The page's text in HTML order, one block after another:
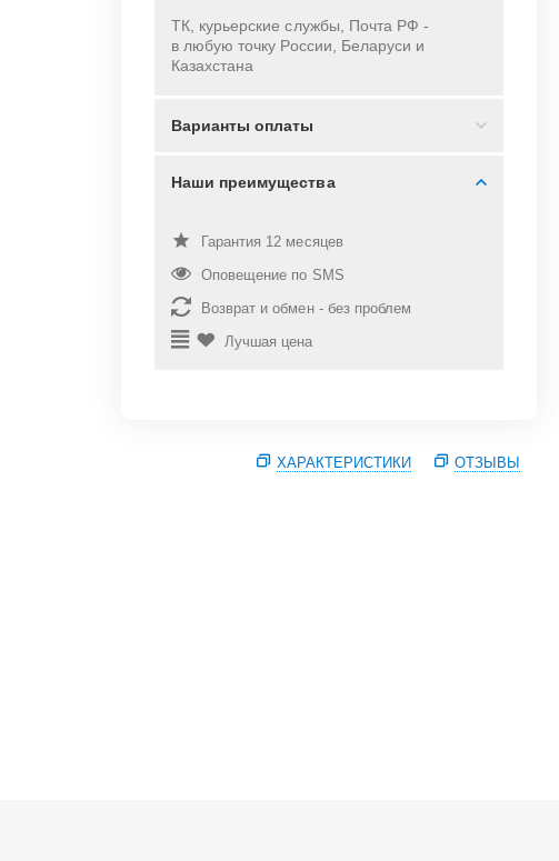
ТК, курьерские службы, Почта РФ -
в любую точку России, Беларуси и
Казахстана
Варианты оплаты
Наши преимущества
Гарантия 12 месяцев
Оповещение по SMS
Возврат и обмен - без проблем
Лучшая цена
ХАРАКТЕРИСТИКИ ОТЗЫВЫ